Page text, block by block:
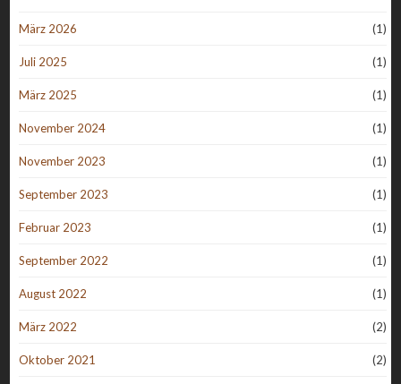
März 2026 (1)
Juli 2025 (1)
März 2025 (1)
November 2024 (1)
November 2023 (1)
September 2023 (1)
Februar 2023 (1)
September 2022 (1)
August 2022 (1)
März 2022 (2)
Oktober 2021 (2)